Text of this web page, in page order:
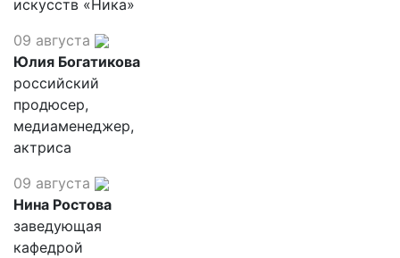
искусств «Ника»
09 августа
Юлия Богатикова
российский
продюсер,
медиаменеджер,
актриса
09 августа
Нина Ростова
заведующая
кафедрой